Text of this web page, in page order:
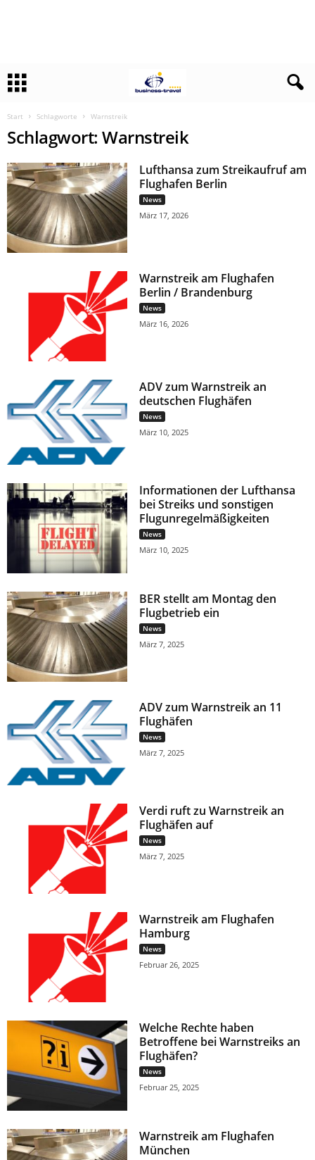
Start Schlagworte Warnstreik
Schlagwort: Warnstreik
Lufthansa zum Streikaufruf am
Flughafen Berlin
News
März 17, 2026
Warnstreik am Flughafen
Berlin / Brandenburg
News
März 16, 2026
ADV zum Warnstreik an
deutschen Flughäfen
News
März 10, 2025
Informationen der Lufthansa
bei Streiks und sonstigen
Flugunregelmäßigkeiten
News
März 10, 2025
BER stellt am Montag den
Flugbetrieb ein
News
März 7, 2025
ADV zum Warnstreik an 11
Flughäfen
News
März 7, 2025
Verdi ruft zu Warnstreik an
Flughäfen auf
News
März 7, 2025
Warnstreik am Flughafen
Hamburg
News
Februar 26, 2025
Welche Rechte haben
Betroffene bei Warnstreiks an
Flughäfen?
News
Februar 25, 2025
Warnstreik am Flughafen
München